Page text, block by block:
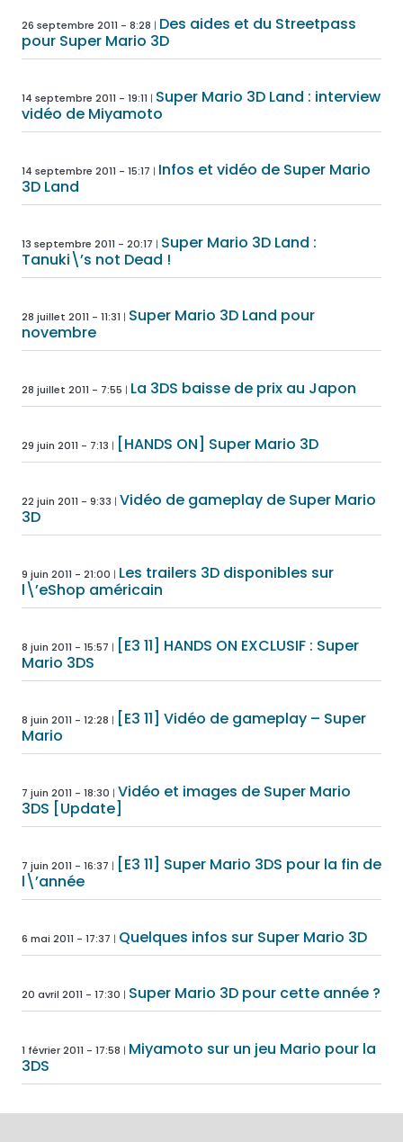
26 septembre 2011 - 8:28
Des aides et du Streetpass
pour Super Mario 3D
14 septembre 2011 - 19:11
Super Mario 3D Land : interview
vidéo de Miyamoto
14 septembre 2011 - 15:17
Infos et vidéo de Super Mario
3D Land
13 septembre 2011 - 20:17
Super Mario 3D Land :
Tanuki\’s not Dead !
28 juillet 2011 - 11:31
Super Mario 3D Land pour
novembre
28 juillet 2011 - 7:55 La 3DS baisse de prix au Japon
29 juin 2011 - 7:13 [HANDS ON] Super Mario 3D
22 juin 2011 - 9:33
Vidéo de gameplay de Super Mario
3D
9 juin 2011 - 21:00
Les trailers 3D disponibles sur
l\’eShop américain
8 juin 2011 - 15:57
[E3 11] HANDS ON EXCLUSIF : Super
Mario 3DS
8 juin 2011 - 12:28
[E3 11] Vidéo de gameplay – Super
Mario
7 juin 2011 - 18:30
Vidéo et images de Super Mario
3DS [Update]
7 juin 2011 - 16:37
[E3 11] Super Mario 3DS pour la fin de
l\’année
6 mai 2011 - 17:37 Quelques infos sur Super Mario 3D
20 avril 2011 - 17:30 Super Mario 3D pour cette année ?
1 février 2011 - 17:58
Miyamoto sur un jeu Mario pour la
3DS